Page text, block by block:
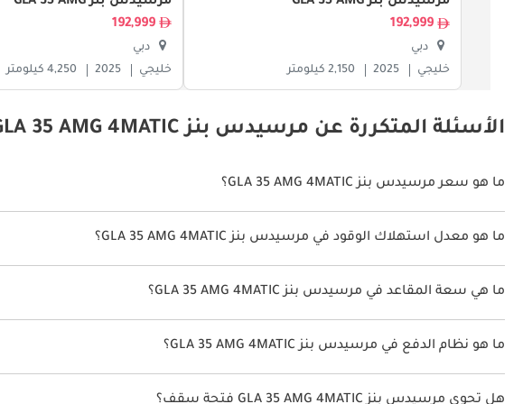
192,999
دبي
خليجي
2025 2,150 كيلومتر
192,999
دبي
خليجي
2025 4,250 كيلومتر
الأسئلة المتكررة عن مرسيدس بنز GLA 35 AMG 4MATIC
ما هو سعر مرسيدس بنز GLA 35 AMG 4MATIC؟
سعر مرسيدس بنز GLA 35 AMG 4MATIC هو درهم 287,900.
ما هو معدل استهلاك الوقود في مرسيدس بنز GLA 35 AMG 4MATIC؟
يبلغ معدل استهلاك الوقود المقترح من الشركة المصنعة لسيارة مرسيدس بنز GLA 35 AMG 2026 من 9كم/ليتر.
ما هي سعة المقاعد في مرسيدس بنز GLA 35 AMG 4MATIC؟
تتسع مرسيدس بنز GLA 35 AMG 4MATIC لأ 5 أشخاص.
ما هو نظام الدفع في مرسيدس بنز GLA 35 AMG 4MATIC؟
نظام الدفع في مرسيدس بنز GLA 35 AMG Front Wheel Drive 4MATIC.
هل تحوي مرسيدس بنز GLA 35 AMG 4MATIC فتحة سقف؟